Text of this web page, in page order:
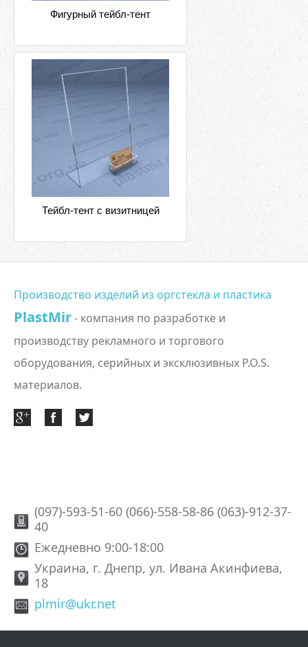
Фигурный тейбл-тент
Тейбл-тент с визитницей
Производство изделий из оргстекла и пластика
PlastMir- компания по разработке и
производству рекламного и торгового
оборудования, серийных и эксклюзивных P.O.S.
материалов.
(097)-593-51-60 (066)-558-58-86 (063)-912-37-
40
Ежедневно 9:00-18:00
Украина, г. Днепр, ул. Ивана Акинфиева,
18
plmir@ukr.net